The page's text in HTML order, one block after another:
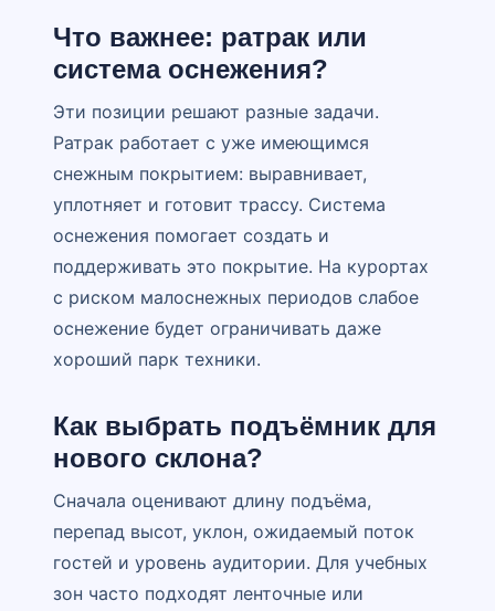
Что важнее: ратрак или
система оснежения?
Эти позиции решают разные задачи.
Ратрак работает с уже имеющимся
снежным покрытием: выравнивает,
уплотняет и готовит трассу. Система
оснежения помогает создать и
поддерживать это покрытие. На курортах
с риском малоснежных периодов слабое
оснежение будет ограничивать даже
хороший парк техники.
Как выбрать подъёмник для
нового склона?
Сначала оценивают длину подъёма,
перепад высот, уклон, ожидаемый поток
гостей и уровень аудитории. Для учебных
зон часто подходят ленточные или